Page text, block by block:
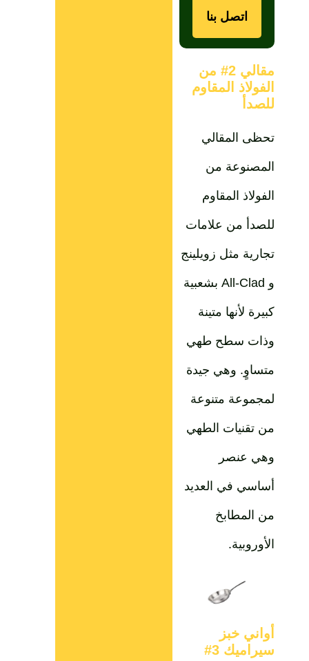
اتصل بنا
مقالي 2# من
الفولاذ المقاوم
للصدأ
تحظى المقالي
المصنوعة من
الفولاذ المقاوم
للصدأ من علامات
تجارية مثل زويلينج
و All-Clad بشعبية
كبيرة لأنها متينة
وذات سطح طهي
متساوٍ. وهي جيدة
لمجموعة متنوعة
من تقنيات الطهي
وهي عنصر
أساسي في العديد
من المطابخ
الأوروبية.
أواني خبز
سيراميك 3#